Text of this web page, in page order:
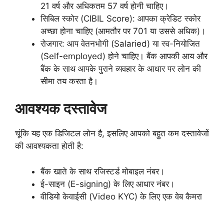
21 वर्ष और अधिकतम 57 वर्ष होनी चाहिए।
सिबिल स्कोर (CIBIL Score): आपका क्रेडिट स्कोर
अच्छा होना चाहिए (आमतौर पर 701 या उससे अधिक)।
रोजगार: आप वेतनभोगी (Salaried) या स्व-नियोजित
(Self-employed) होने चाहिए। बैंक आपकी आय और
बैंक के साथ आपके पुराने व्यवहार के आधार पर लोन की
सीमा तय करता है।
आवश्यक दस्तावेज
चूंकि यह एक डिजिटल लोन है, इसलिए आपको बहुत कम दस्तावेजों
की आवश्यकता होती है:
बैंक खाते के साथ रजिस्टर्ड मोबाइल नंबर।
ई-साइन (E-signing) के लिए आधार नंबर।
वीडियो केवाईसी (Video KYC) के लिए एक वेब कैमरा